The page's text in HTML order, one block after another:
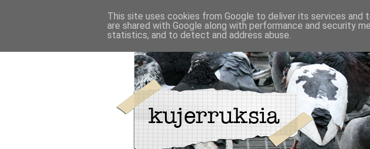
This site uses cookies from Google to deliver its services and
are shared with Google along with performance and security
statistics, and to detect and address abuse.